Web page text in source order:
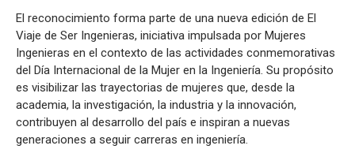
El reconocimiento forma parte de una nueva edición de El
Viaje de Ser Ingenieras, iniciativa impulsada por Mujeres
Ingenieras en el contexto de las actividades conmemorativas
del Día Internacional de la Mujer en la Ingeniería. Su propósito
es visibilizar las trayectorias de mujeres que, desde la
academia, la investigación, la industria y la innovación,
contribuyen al desarrollo del país e inspiran a nuevas
generaciones a seguir carreras en ingeniería.